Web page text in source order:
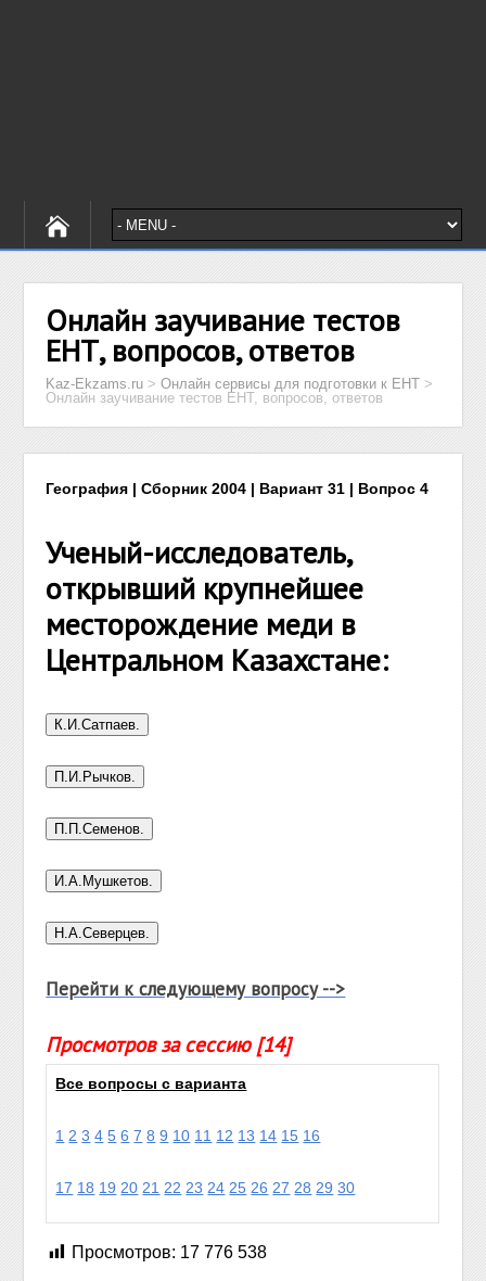
Онлайн заучивание тестов
ЕНТ, вопросов, ответов
Kaz-Ekzams.ru >Онлайн сервисы для подготовки к ЕНТ >
Онлайн заучивание тестов ЕНТ, вопросов, ответов
География | Сборник 2004 | Вариант 31 | Вопрос 4
Ученый-исследователь,
открывший крупнейшее
месторождение меди в
Центральном Казахстане:
Перейти к следующему вопросу -->
Просмотров за сессию [14]
Все вопросы с варианта
1 2 3 4 5 6 7 8 9 10 11 12 13 14 15 16
17 18 19 20 21 22 23 24 25 26 27 28 29 30
Просмотров: 17 776 538